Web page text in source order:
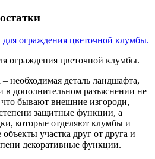
ограждения цветочной клумбы.
– необходимая деталь ландшафта,
в дополнительном разъяснении не
бывают внешние изгороди,
защитные функции, а
которые отделяют клумбы и
участка друг от друга и
декоративные функции.